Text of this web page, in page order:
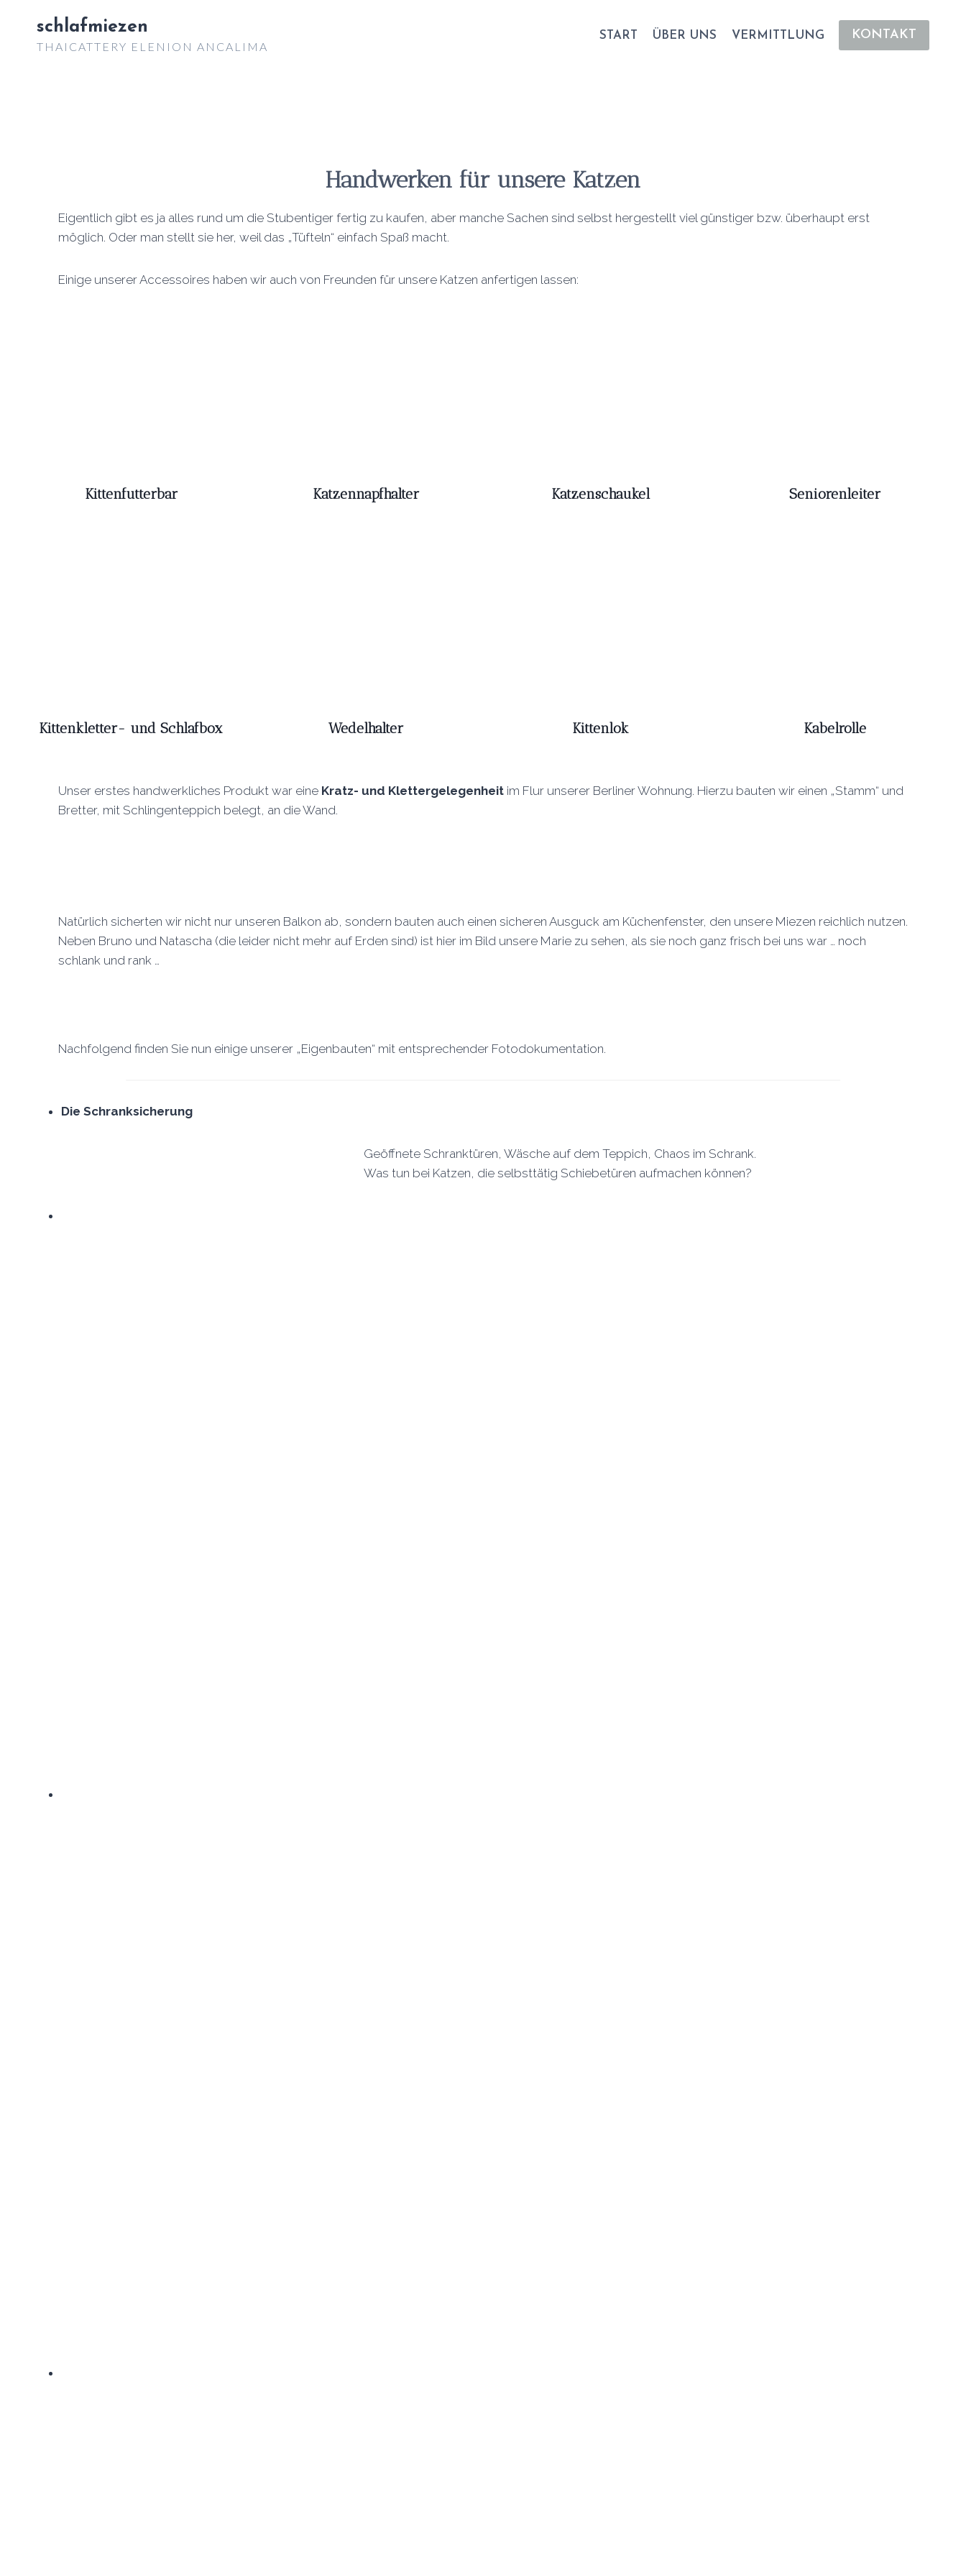
springen
schlafmiezen
THAICATTERY ELENION ANCALIMA
START ÜBER UNS VERMITTLUNG KONTAKT
Handwerken für unsere Katzen
Eigentlich gibt es ja alles rund um die Stubentiger fertig zu kaufen, aber manche Sachen sind selbst hergestellt viel günstiger bzw. überhaupt erst
möglich. Oder man stellt sie her, weil das „Tüfteln“ einfach Spaß macht.
Einige unserer Accessoires haben wir auch von Freunden für unsere Katzen anfertigen lassen:
Kittenfutterbar Katzennapfhalter Katzenschaukel Seniorenleiter
Kittenkletter- und Schlafbox Wedelhalter Kittenlok Kabelrolle
Unser erstes handwerkliches Produkt war eine Kratz- und Klettergelegenheitim Flur unserer Berliner Wohnung. Hierzu bauten wir einen „Stamm“ und
Bretter, mit Schlingenteppich belegt, an die Wand.
Natürlich sicherten wir nicht nur unseren Balkon ab, sondern bauten auch einen sicheren Ausguck am Küchenfenster, den unsere Miezen reichlich nutzen.
Neben Bruno und Natascha (die leider nicht mehr auf Erden sind) ist hier im Bild unsere Marie zu sehen, als sie noch ganz frisch bei uns war … noch
schlank und rank …
Nachfolgend finden Sie nun einige unserer „Eigenbauten“ mit entsprechender Fotodokumentation.
Die Schranksicherung
Geöffnete Schranktüren, Wäsche auf dem Teppich, Chaos im Schrank.
Was tun bei Katzen, die selbsttätig Schiebetüren aufmachen können?